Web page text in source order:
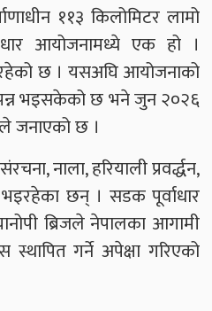
११३ किलोमिटर लामो
आयोजनामध्ये एक हो ।
छ । यसअघि आयोजनाको
भइसकेको छ भने जुन २०२६
जनाएको छ ।
नाला, हरियाली प्रवर्द्धन,
भइरहेका छन् । सडक पूर्वाधार
ब्रिजले नेपालका आगामी
स्थापित गर्ने अपेक्षा गरिएको